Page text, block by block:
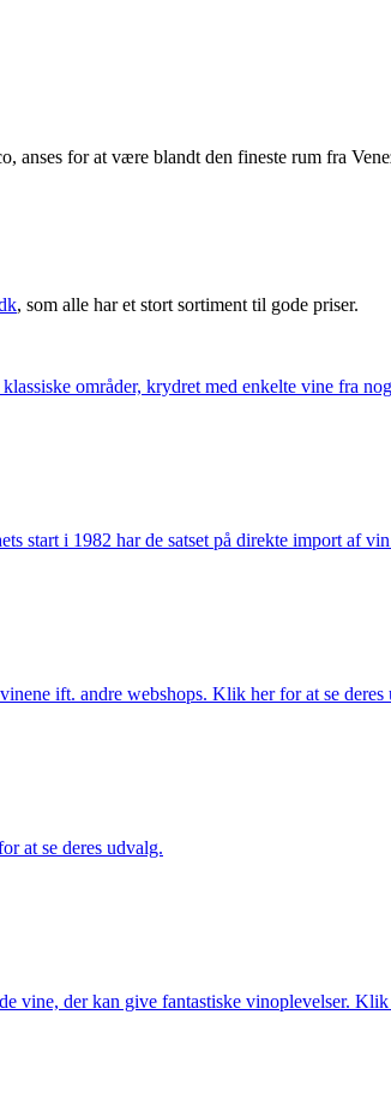
for at være blandt den fineste rum fra
, som alle har et stort sortiment til gode priser.
områder, krydret med enkelte vine fra
start i 1982 har de satset på direkte import af
ift. andre webshops. Klik her for at se deres
at se deres udvalg.
vine, der kan give fantastiske vinoplevelser. Klik